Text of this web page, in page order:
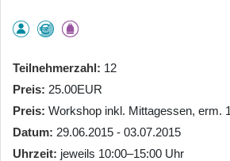
Teilnehmerzahl
12
Preis 25.00EUR
Preis Workshop inkl. Mittagessen, erm.
Datum 29.06.2015 - 03.07.2015
Uhrzeit jeweils 10:00–15:00 Uhr